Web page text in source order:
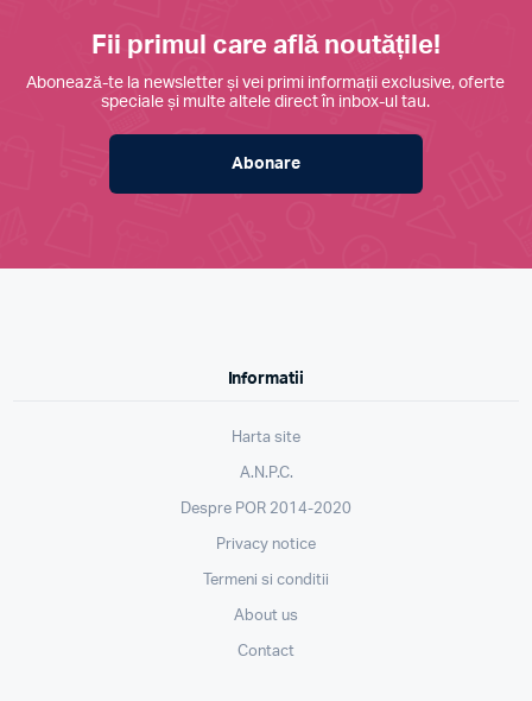
Fii primul care află noutățile!
Abonează-te la newsletter și vei primi informații exclusive, oferte
speciale și multe altele direct în inbox-ul tau.
Abonare
Informatii
Harta site
A.N.P.C.
Despre POR 2014-2020
Privacy notice
Termeni si conditii
About us
Contact